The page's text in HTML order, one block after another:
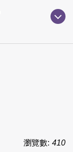
瀏覽數: 410